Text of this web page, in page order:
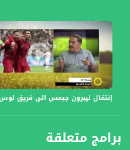
إنتقال ليبرون جيمس الى فريق لوس أنجلوس
برامج متعلقة